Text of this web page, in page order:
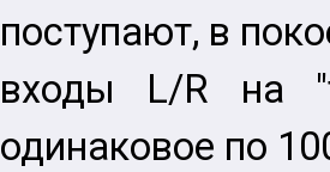
поступают, в
входы L/R на
одинаковое по